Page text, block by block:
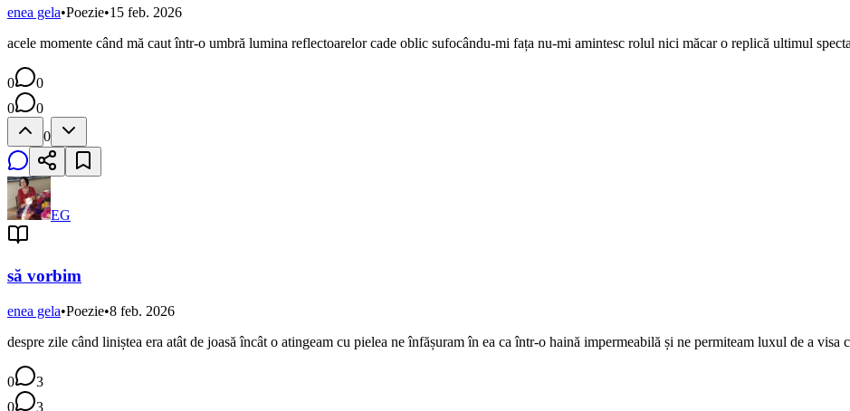
enea gela•Poezie•15 feb. 2026
acele momente când mă caut într-o umbră lumina reflectoarelor cade oblic sufocându-mi fața nu-mi amintesc rolul nici măcar o replică ultimul
0
0
0
0
0
EG
să vorbim
enea gela•Poezie•8 feb. 2026
despre zile când liniștea era atât de joasă încât o atingeam cu pielea ne înfășuram în ea ca într-o haină impermeabilă și ne permiteam luxul de a visa
0
3
0
3